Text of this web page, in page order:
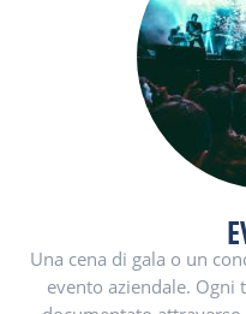
Una cena di gala o un
evento aziendale.